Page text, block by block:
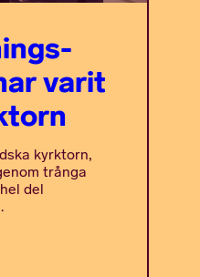
varit
kyrktorn,
trånga
del